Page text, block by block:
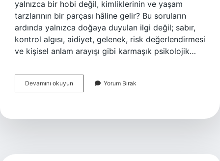
yalnızca bir hobi değil, kimliklerinin ve yaşam
tarzlarının bir parçası hâline gelir? Bu soruların
ardında yalnızca doğaya duyulan ilgi değil; sabır,
kontrol algısı, aidiyet, gelenek, risk değerlendirmesi
ve kişisel anlam arayışı gibi karmaşık psikolojik…
Devamını okuyun Avlanma
izin
alınır
Yorum Bırak